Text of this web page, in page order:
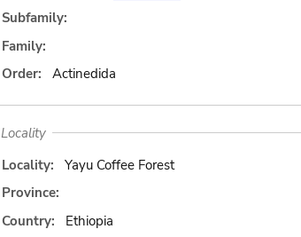
Subfamily:
Family:
Order:
Actinedida
Locality
Locality:
Yayu Coffee Forest
Province:
Country:
Ethiopia